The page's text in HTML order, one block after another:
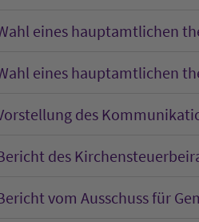
eines hauptamtlichen
eines hauptamtlichen
des
des
vom Ausschuss für